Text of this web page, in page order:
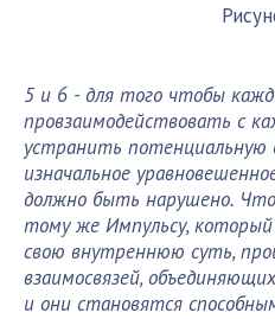
5 и 6 - для того чтобы
провзаимодействовать с
устранить потенциальную
изначальное
должно быть нарушено.
тому же Импульсу,
свою внутреннюю суть,
взаимосвязей,
и они становятся